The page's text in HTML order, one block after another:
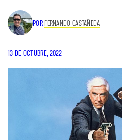
POR FERNANDO CASTAÑEDA
13 DE OCTUBRE, 2022